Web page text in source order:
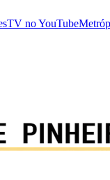
noYouTube